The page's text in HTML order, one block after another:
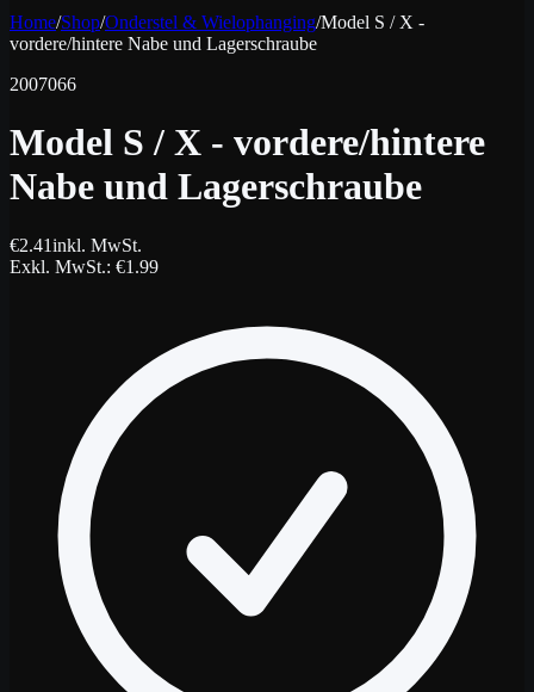
Home/Shop/Onderstel & Wielophanging/Model S / X -
vordere/hintere Nabe und Lagerschraube
2007066
Model S / X - vordere/hintere
Nabe und Lagerschraube
€2.41inkl. MwSt.
Exkl. MwSt.: €1.99